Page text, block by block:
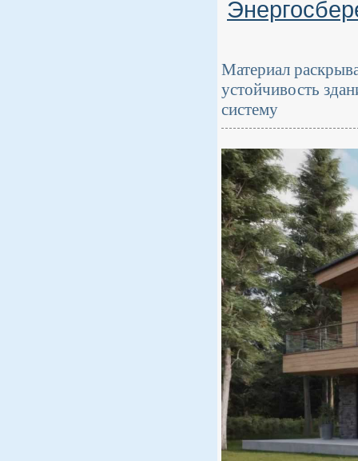
Материал
устойчивость
систему